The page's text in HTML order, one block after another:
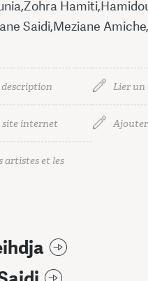
Saidi,Meziane
Lier un
internet
artistes et les